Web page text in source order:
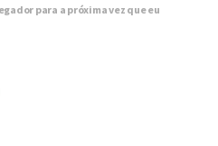
para a próxima vez que eu